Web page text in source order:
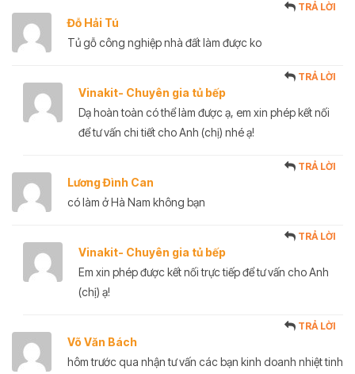
Đỗ Hải Tú
TRẢ LỜI
Tủ gỗ công nghiệp nhà đất làm được ko
Vinakit- Chuyên gia tủ bếp
TRẢ LỜI
Dạ hoàn toàn có thể làm được ạ, em xin phép kết nối
để tư vấn chi tiết cho Anh (chị) nhé ạ!
Lương Đình Can
TRẢ LỜI
có làm ở Hà Nam không bạn
Vinakit- Chuyên gia tủ bếp
TRẢ LỜI
Em xin phép được kết nối trực tiếp để tư vấn cho Anh
(chị) ạ!
Võ Văn Bách
TRẢ LỜI
hôm trước qua nhận tư vấn các bạn kinh doanh nhiệt tinh